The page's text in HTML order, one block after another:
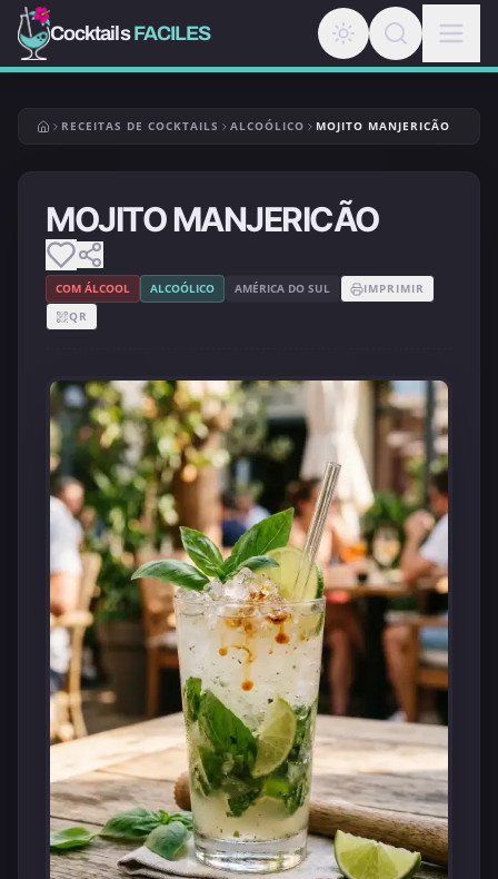
CocktailsFACILES
RECEITAS DE COCKTAILS ALCOÓLICO MOJITO MANJERICÃO
MOJITO MANJERICÃO
COM ÁLCOOL ALCOÓLICO AMÉRICA DO SUL
IMPRIMIR
QR